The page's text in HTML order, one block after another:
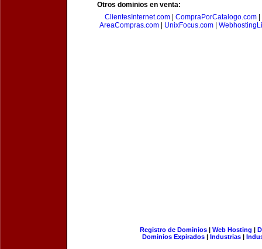
Otros dominios en venta:
ClientesInternet.com
CompraPorCatalogo.com
AreaCompras.com
UnixFocus.com
Registro de Dominios| Web Hosting |
Dominios Expirados | Industrias |